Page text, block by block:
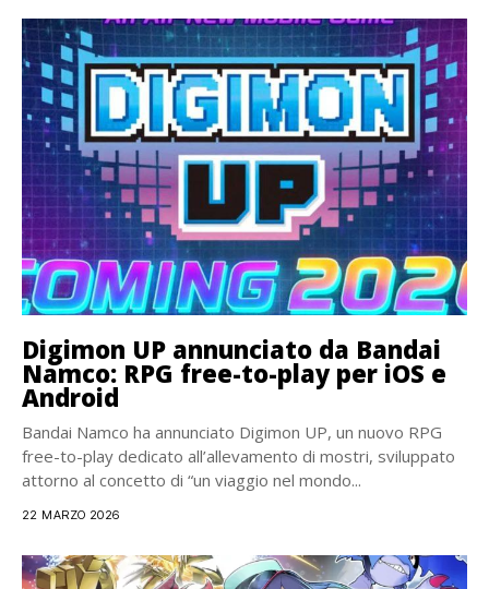
Digimon UP annunciato da Bandai
Namco: RPG free-to-play per iOS e
Android
Bandai Namco ha annunciato Digimon UP, un nuovo RPG
free-to-play dedicato all’allevamento di mostri, sviluppato
attorno al concetto di “un viaggio nel mondo...
22 MARZO 2026